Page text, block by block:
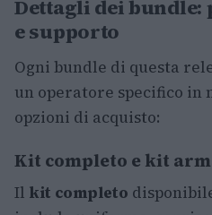
Dettagli dei
e supporto
Ogni bundle di questa
un operatore specifico in
opzioni di acquisto:
Kit completo e kit
Il kit completo